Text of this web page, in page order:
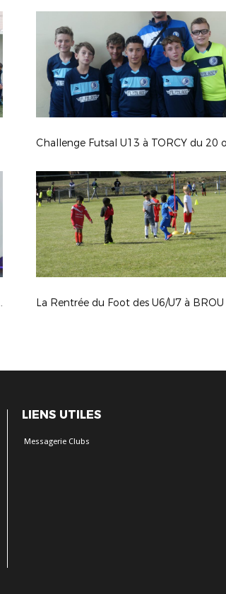
Elective La Rentrée du Foot des U6/U7 à BROU
LIENS UTILES
Messagerie Clubs